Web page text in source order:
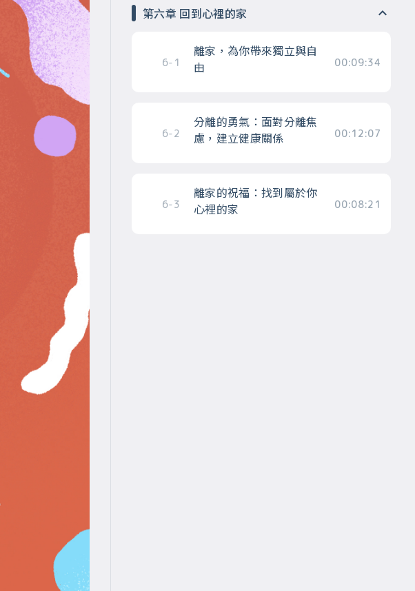
第六章 回到心裡的家
6-1
離家，為你帶來獨立與自
由
00:09:34
6-2
分離的勇氣：面對分離焦
慮，建立健康關係
00:12:07
6-3
離家的祝福：找到屬於你
心裡的家
00:08:21